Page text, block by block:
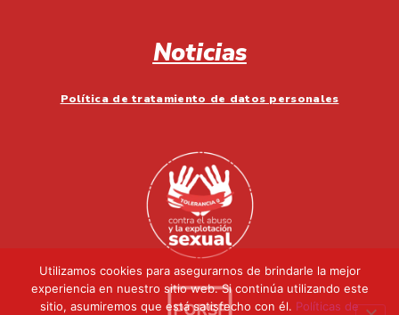
Noticias
Política de tratamiento de datos personales
Utilizamos cookies para asegurarnos de brindarle la mejor
experiencia en nuestro sitio web. Si continúa utilizando este
sitio, asumiremos que está satisfecho con él. Políticas de